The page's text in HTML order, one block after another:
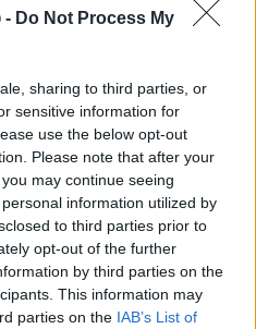
- Do Not Process My
sharing to third parties, or
sensitive information for
use the below opt-out
Please note that after your
may continue seeing
information utilized by
to third parties prior to
opt-out of the further
by third parties on the
This information may
parties on the IAB’s List of